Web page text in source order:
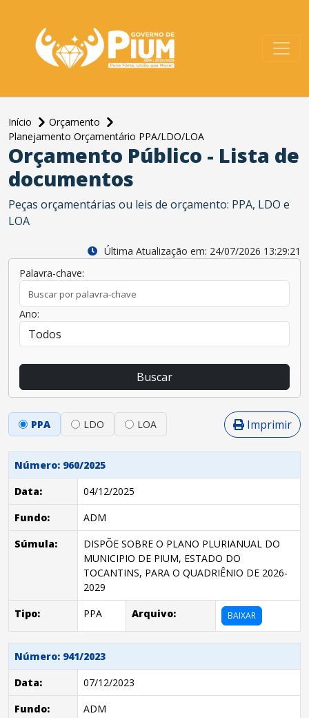
Início
Orçamento
Planejamento Orçamentário PPA/LDO/LOA
Orçamento Público - Lista de
documentos
Peças orçamentárias ou leis de orçamento: PPA, LDO e
LOA
Última Atualização em: 24/07/2026 13:29:21
Palavra-chave:
Ano:
Buscar
PPA LDO LOA Imprimir
Número: 960/2025
Data:
04/12/2025
Fundo:
ADM
Súmula:
DISPÕE SOBRE O PLANO PLURIANUAL DO
MUNICIPIO DE PIUM, ESTADO DO
TOCANTINS, PARA O QUADRIÊNIO DE 2026-
2029
Tipo:
PPA Arquivo: BAIXAR
Número: 941/2023
Data:
07/12/2023
Fundo:
ADM